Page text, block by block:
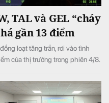
TAL và GEL “cháy
gần 13 điểm
loạt tăng trần, rơi vào tình
của thị trường trong phiên 4/8.